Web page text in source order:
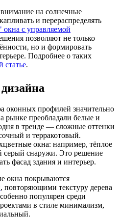
на солнечные
и перераспределять
с управляемой
позволяют не только
но и формировать
Подробнее о таких
статье.
оконных профилей значительно
рынке преобладали белые и
в тренде — сложные оттенки
и терракотовый.
окна: например, тёплое
серый снаружи. Это решение
фасад здания и интерьер.
окна покрываются
, повторяющими текстуру дерева
популярен среди
в стиле минимализм,